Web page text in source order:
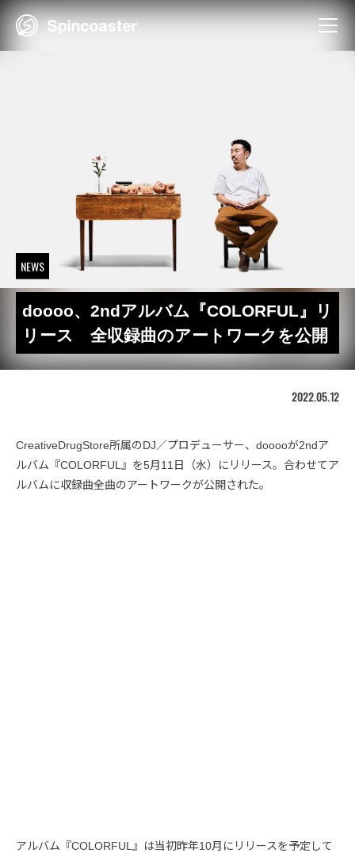
Skip
NEWS
doooo、2ndアルバム『COLORFUL』リ
リース 全収録曲のアートワークを公開
2022.05.12
CreativeDrugStore所属のDJ／プロデューサー、dooooが2ndア
ルバム『COLORFUL』を5月11日（水）にリリース。合わせてア
ルバムに収録曲全曲のアートワークが公開された。
アルバム『COLORFUL』は当初昨年10月にリリースを予定して